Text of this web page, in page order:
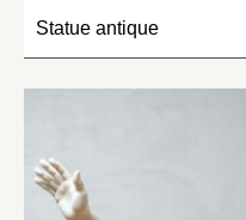
Statue antique